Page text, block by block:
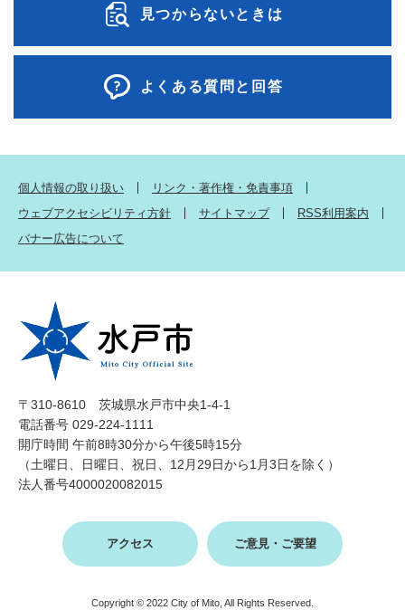
見つからないときは
よくある質問と回答
個人情報の取り扱い
リンク・著作権・免責事項
ウェブアクセシビリティ方針
サイトマップ
RSS利用案内
バナー広告について
〒310-8610 茨城県水戸市中央1-4-1
電話番号 029-224-1111
開庁時間 午前8時30分から午後5時15分
（土曜日、日曜日、祝日、12月29日から1月3日を除く）
法人番号4000020082015
アクセス ご意見・ご要望
Copyright © 2022 City of Mito, All Rights Reserved.